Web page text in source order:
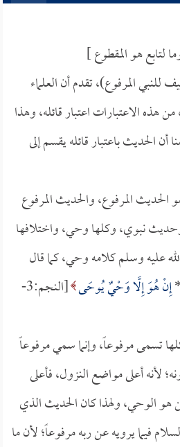
لتابع هو المقطوع ]
للنبي المرفوع)، تقدم أن العلماء
هذه الاعتبارات اعتبار قائله، وهذا
الحديث باعتبار قائله يقسم إلى
الحديث المرفوع، والحديث المرفوع
نبوي، وكلها وحي، واختلافها
عليه وسلم كلامه وحي، كما قال
إِنْ هُوَ إِلَّا وَحْيٌ يُوحَى
[النجم:3-
تسمى مرفوعاً، وإنما سمي مرفوعاً
لأنه أعلى مواضع النزول، فأعلى
هو الوحي، ولهذا كان الحديث الذي
فيما يرويه عن ربه مرفوعاً؛ لأن ما